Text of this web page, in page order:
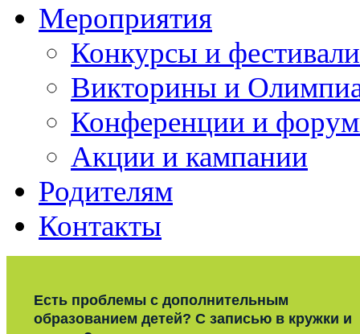
Мероприятия
Конкурсы и фестивали
Викторины и
Конференции и
Акции и кампании
Родителям
Контакты
Есть проблемы с дополнительным
образованием детей? С записью в кружки и